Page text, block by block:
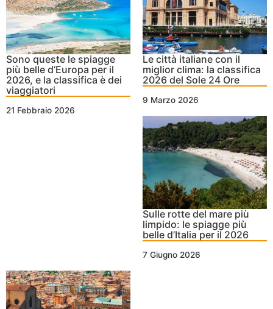
Sono queste le spiagge
più belle d’Europa per il
2026, e la classifica è dei
viaggiatori
21 Febbraio 2026
Le città italiane con il
miglior clima: la classifica
2026 del Sole 24 Ore
9 Marzo 2026
Sulle rotte del mare più
limpido: le spiagge più
belle d’Italia per il 2026
7 Giugno 2026